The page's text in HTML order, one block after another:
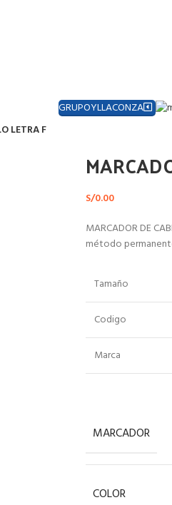
GRUPOYLLACONZA
LETRA F
S/0.00
MARCADOR DE
método
Tamaño
Codigo
Marca
MARCADOR
COLOR